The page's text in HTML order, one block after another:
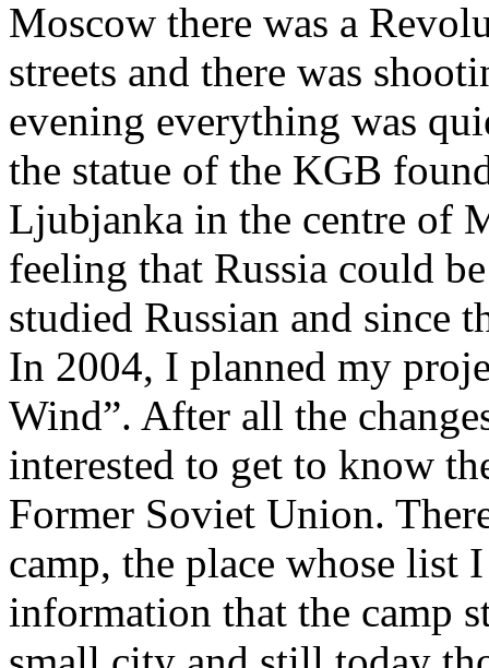
Moscow there was a
streets and there was
evening everything was
the statue of the KGB
Ljubjanka in the centre of
feeling that Russia could
studied Russian and since
In 2004, I planned my
Wind”. After all the
interested to get to know
Former Soviet Union.
camp, the place whose list
information that the camp